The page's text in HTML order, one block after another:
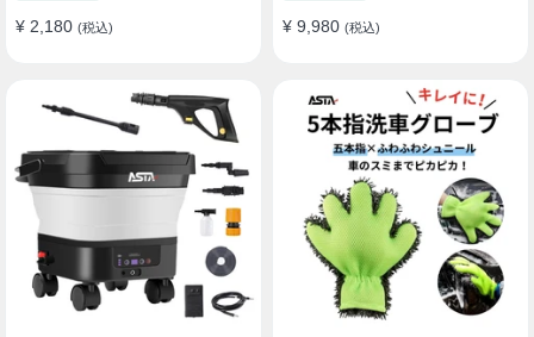
ス用スポンジ 高級洗車道具 乾
¥ 2,180 (税込)
強力泡立ち (コピー)
¥ 9,980 (税込)